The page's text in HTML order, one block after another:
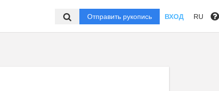
Отправить рукопись ВХОД RU